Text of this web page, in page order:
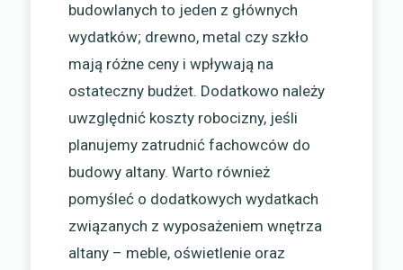
budowlanych to jeden z głównych
wydatków; drewno, metal czy szkło
mają różne ceny i wpływają na
ostateczny budżet. Dodatkowo należy
uwzględnić koszty robocizny, jeśli
planujemy zatrudnić fachowców do
budowy altany. Warto również
pomyśleć o dodatkowych wydatkach
związanych z wyposażeniem wnętrza
altany – meble, oświetlenie oraz